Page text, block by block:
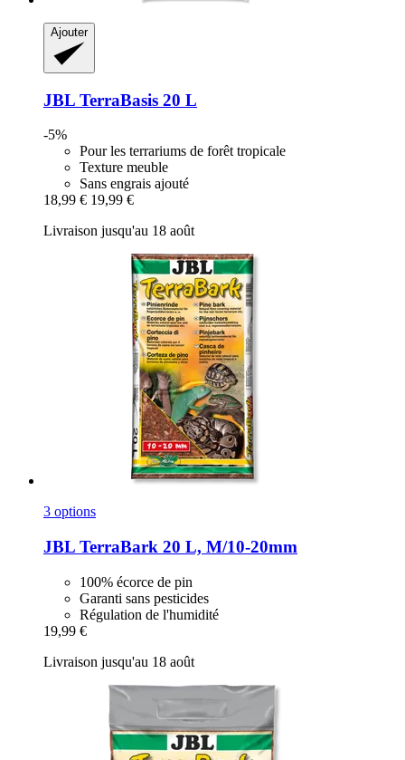
Ajouter
JBL TerraBasis 20 L
-5%
Pour les terrariums de forêt tropicale
Texture meuble
Sans engrais ajouté
18,99 € 19,99 €
Livraison jusqu'au 18 août
3 options
JBL TerraBark 20 L, M/10-​20mm
100% écorce de pin
Garanti sans pesticides
Régulation de l'humidité
19,99 €
Livraison jusqu'au 18 août